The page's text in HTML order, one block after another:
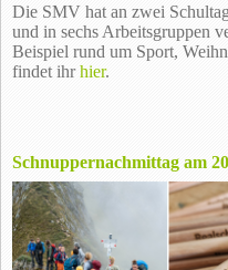
Die SMV hat an zwei
und in sechs Arbeitsgruppen
Beispiel rund um Sport,
findet ihrhier.
Schnuppernachmittag am